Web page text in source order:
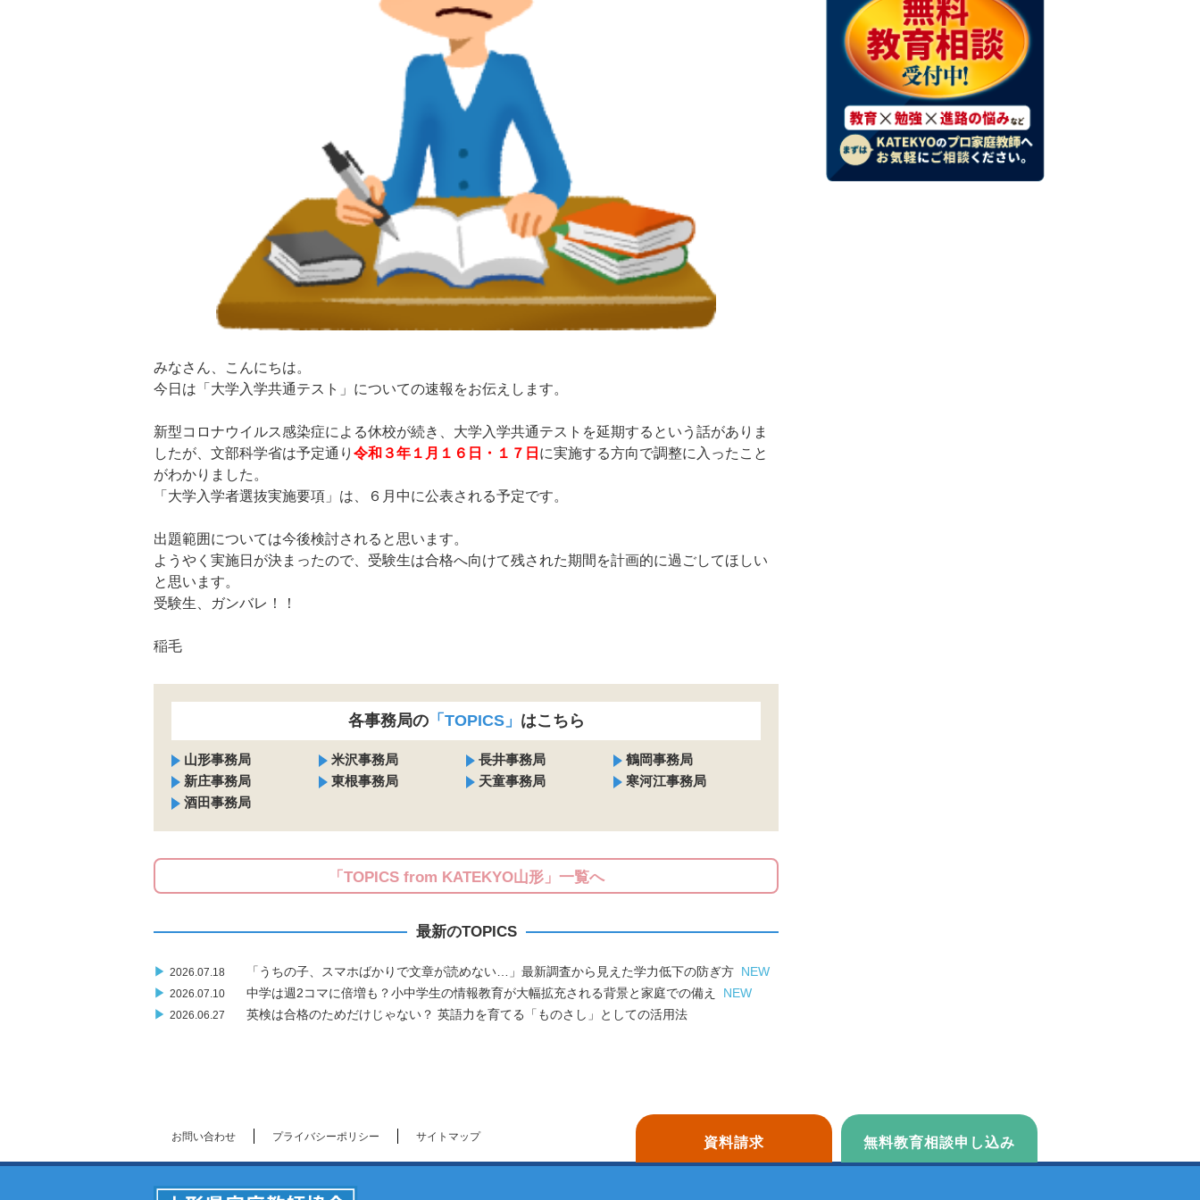
みなさん、こんにちは。
今日は「大学入学共通テスト」についての速報をお伝えします。
新型コロナウイルス感染症による休校が続き、大学入学共通テストを延期するという話がありま
したが、文部科学省は予定通り 令和３年１月１６日・１７日 に実施する方向で調整に入ったこと
がわかりました。
「大学入学者選抜実施要項」は、６月中に公表される予定です。
出題範囲については今後検討されると思います。
ようやく実施日が決まったので、受験生は合格へ向けて残された期間を計画的に過ごしてほしい
と思います。
受験生、ガンバレ！！
稲毛
各事務局の「TOPICS」 はこちら
山形事務局 米沢事務局 長井事務局
鶴岡事務局
新庄事務局
東根事務局 天童事務局
寒河江事務局
酒田事務局
「TOPICS from KATEKYO山形」一覧へ
最新のTOPICS
▶ 2026.07.18 「うちの子、スマホばかりで文章が読めない…」最新調査から見えた学力低下の防ぎ方 NEW
▶ 2026.07.10 中学は週2コマに倍増も？小中学生の情報教育が大幅拡充される背景と家庭での備え NEW
▶ 2026.06.27 英検は合格のためだけじゃない？ 英語力を育てる「ものさし」としての活用法
資料請求 無料教育相談申し込み
お問い合わせ プライバシーポリシー サイトマップ